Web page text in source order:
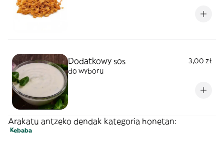
Dodatkowy sos
3,00 zł
do wyboru
Arakatu antzeko dendak kategoria honetan:
Kebaba